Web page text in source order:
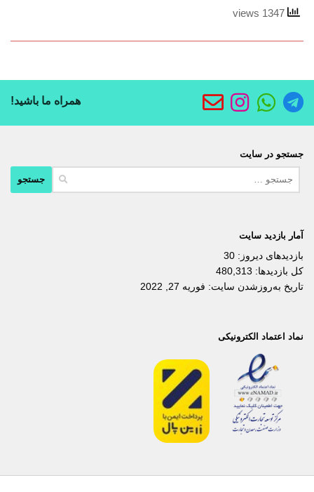
همراه ما باشید!
جستجو در سایت
آمار بازدید سایت
بازدیدهای دیروز: 30
کل بازدیدها: 480,313
تاریخ به‌روزشدن سایت: فوریه 27, 2022
نماد اعتماد الکترونیکی